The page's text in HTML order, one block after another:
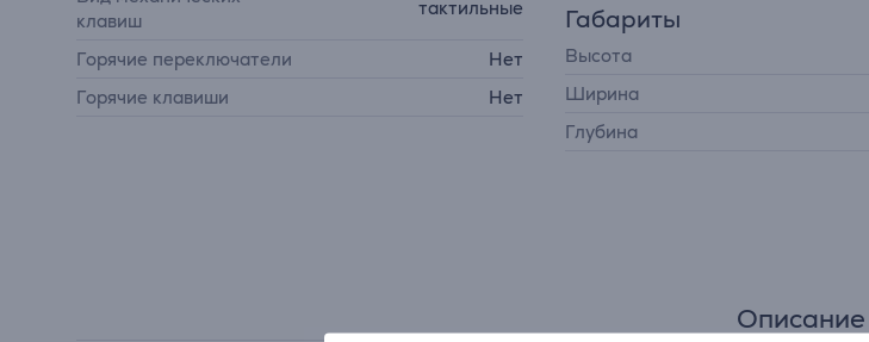
клавиш
тактильные
Горячие переключатели
Нет
Горячие клавиши
Нет
Габариты
Высота
Ширина
Глубина
Описание